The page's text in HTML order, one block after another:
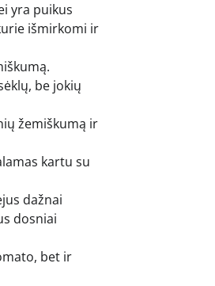
yra puikus
išmirkomi ir
be jokių
žemiškumą ir
kartu su
dažnai
dosniai
bet ir